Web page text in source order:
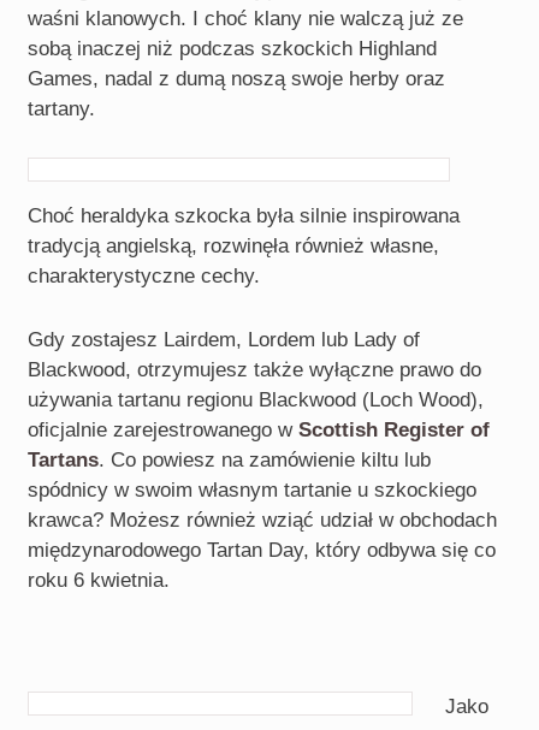
waśni klanowych. I choć klany nie walczą już ze
sobą inaczej niż podczas szkockich Highland
Games, nadal z dumą noszą swoje herby oraz
tartany.
Choć heraldyka szkocka była silnie inspirowana
tradycją angielską, rozwinęła również własne,
charakterystyczne cechy.
Gdy zostajesz Lairdem, Lordem lub Lady of
Blackwood, otrzymujesz także wyłączne prawo do
używania tartanu regionu Blackwood (Loch Wood),
oficjalnie zarejestrowanego w Scottish Register of
Tartans. Co powiesz na zamówienie kiltu lub
spódnicy w swoim własnym tartanie u szkockiego
krawca? Możesz również wziąć udział w obchodach
międzynarodowego Tartan Day, który odbywa się co
roku 6 kwietnia.
Jako